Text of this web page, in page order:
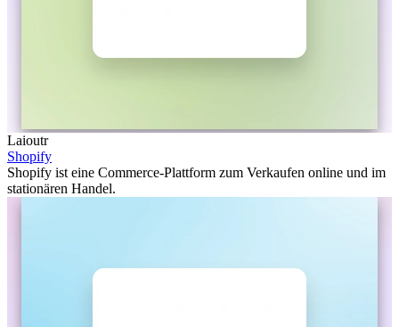
Laioutr
Shopify
Shopify ist eine Commerce-Plattform zum Verkaufen online und im
stationären Handel.